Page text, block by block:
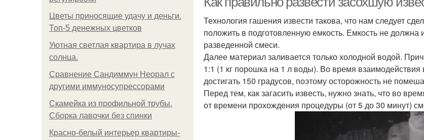
Цветы приносящие удачу и деньги.
Топ-5 денежных цветков
Уютная светлая квартира в лучах
солнца.
Сравнение Сандиммун Неорал с
другими иммуносупрессорами
Скамейка из профильной трубы.
Сборка лавочки без спинки
Красно-белый интерьер квартиры-
Технология гашения извести такова, что нам следует
положить в подготовленную емкость. Емкость не
разведенной смеси.
Далее материал заливается только холодной водой.
1:1 (1 кг порошка на 1 л воды). Во время
достигать 150 градусов, поэтому осторожность не
Перед тем, как загасить известь, нужно знать, что во
от времени прохождения процедуры (от 5 до 30 минут)